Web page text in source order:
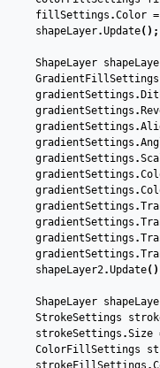
fillSettings .Color =
shapeLayer.Update();
ShapeLayer
GradientFillSettings
gradientSettings .
gradientSettings .
gradientSettings .
gradientSettings .
gradientSettings .
gradientSettings .
gradientSettings .
gradientSettings .
gradientSettings .
gradientSettings .
gradientSettings .
shapeLayer2.Update
ShapeLayer
StrokeSettings
strokeSettings .Size
ColorFillSettings
strokeFillSettings .